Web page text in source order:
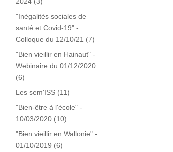
"Inégalités sociales de
santé et Covid-19" -
Colloque du 12/10/21 (7)
"Bien vieillir en Hainaut" -
Webinaire du 01/12/2020
(6)
Les sem'ISS (11)
"Bien-être à l'école" -
10/03/2020 (10)
"Bien vieillir en Wallonie" -
01/10/2019 (6)